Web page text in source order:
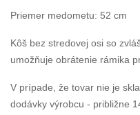
Priemer medometu: 52 cm
Kôš bez stredovej osi so
umožňuje obrátenie rámika
V prípade, že tovar nie je
dodávky výrobcu - približne